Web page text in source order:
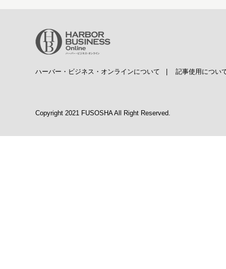
ハーバー・ビジネス・オンラインについて 記事使用につい
Copyright 2021 FUSOSHA All Right Reserved.